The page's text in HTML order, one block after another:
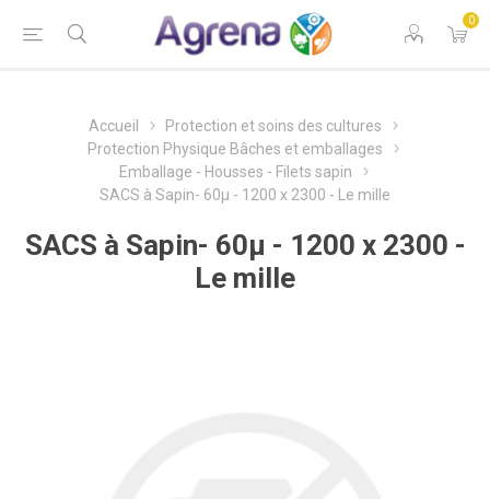
0
Accueil
Protection et soins des cultures
Protection Physique Bâches et emballages
Emballage - Housses - Filets sapin
SACS à Sapin- 60µ - 1200 x 2300 - Le mille
SACS à Sapin- 60µ - 1200 x 2300 -
Le mille